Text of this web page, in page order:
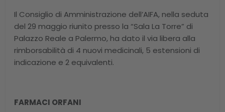
Il Consiglio di Amministrazione dell’AIFA, nella seduta
del 29 maggio riunito presso la “Sala La Torre” di
Palazzo Reale a Palermo, ha dato il via libera alla
rimborsabilità di 4 nuovi medicinali, 5 estensioni di
indicazione e 2 equivalenti.
FARMACI ORFANI